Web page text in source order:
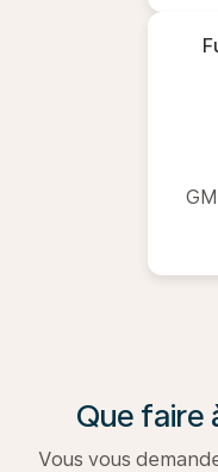
Que faire
Vous vous